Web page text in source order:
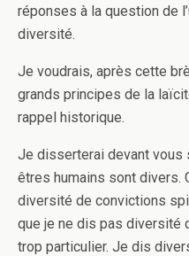
réponses à la question de
diversité.
Je voudrais, après cette
grands principes de la
rappel historique.
Je disserterai devant vous
êtres humains sont divers.
diversité de convictions
que je ne dis pas diversité
trop particulier. Je dis